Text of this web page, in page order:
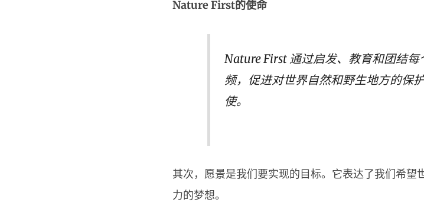
Nature First的使命
Nature First 通过启发、教育和团结
频，促进对世界自然和野生地方的保
使。
其次，愿景是我们要实现的目标。它表达了我们希
力的梦想。